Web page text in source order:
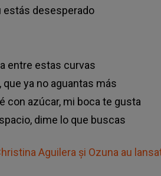
estás desesperado
entre estas curvas
que ya no aguantas más
con azúcar, mi boca te gusta
dime lo que buscas
Aguilera și Ozuna au